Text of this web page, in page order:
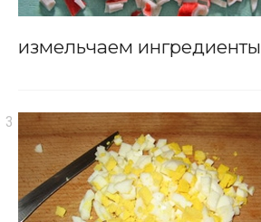
измельчаем ингредиенты